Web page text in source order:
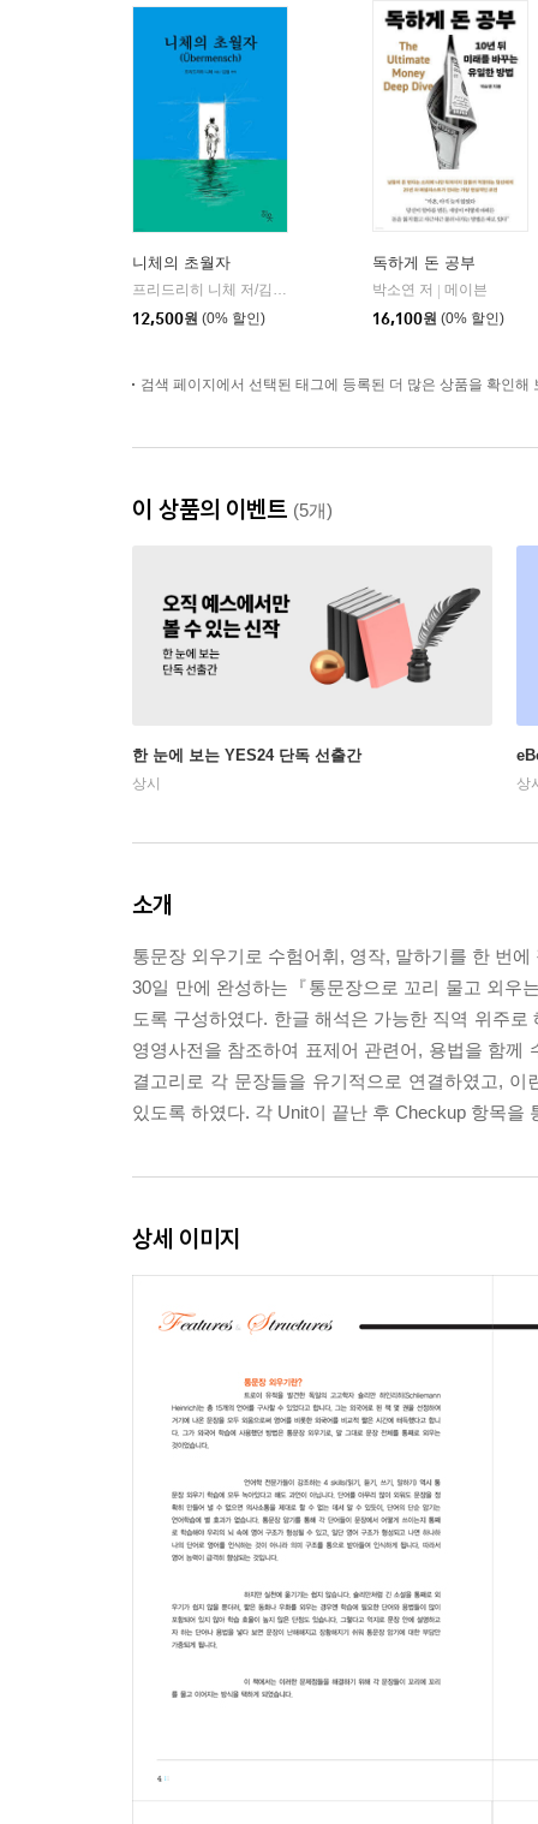
니체의 초월자
프리드리히 니체 저/김철 편역
12,500원 (0% 할인)
독하게 돈 공부
박소연 저
메이븐
16,100원 (0% 할인)
검색 페이지에서 선택된 태그에 등록된 더 많은 상품을 확인해
이 상품의 이벤트 (5개)
한 눈에 보는 YES24 단독 선출간
상시 상
소개
통문장 외우기로 수험어휘, 영작, 말하기를 한 번에
30일 만에 완성하는『통문장으로 꼬리 물고 외우
도록 구성하였다. 한글 해석은 가능한 직역 위주
영영사전을 참조하여 표제어 관련어, 용법을 함께
결고리로 각 문장들을 유기적으로 연결하였고,
있도록 하였다. 각 Unit이 끝난 후 Checkup 항목
상세 이미지